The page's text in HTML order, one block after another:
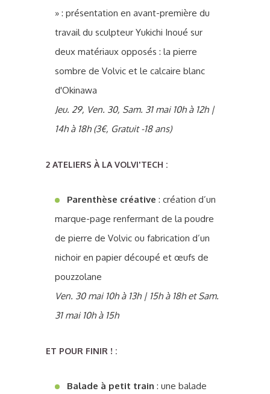
» : présentation en avant-première du
travail du sculpteur Yukichi Inoué sur
deux matériaux opposés : la pierre
sombre de Volvic et le calcaire blanc
d'Okinawa
Jeu. 29, Ven. 30, Sam. 31 mai 10h à 12h |
14h à 18h (3€, Gratuit -18 ans)
2 ATELIERS À LA VOLVI'TECH :
Parenthèse créative : création d’un
marque-page renfermant de la poudre
de pierre de Volvic ou fabrication d’un
nichoir en papier découpé et œufs de
pouzzolane
Ven. 30 mai 10h à 13h | 15h à 18h et Sam.
31 mai 10h à 15h
ET POUR FINIR ! :
Balade à petit train : une balade